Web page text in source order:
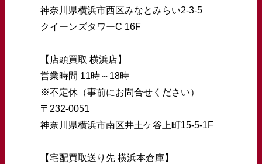
神奈川県横浜市西区みなとみらい2-3-5
クイーンズタワーC 16F
【店頭買取 横浜店】
営業時間 11時～18時
※不定休（事前にお問合せください）
〒232-0051
神奈川県横浜市南区井土ケ谷上町15-5-1F
【宅配買取送り先 横浜本倉庫】